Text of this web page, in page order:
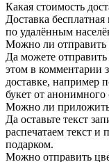
Какая стоимость
Доставка
по удалённым
Можно ли отправить
Да можете
этом в комментарии
доставке, например
букет от анонимного
Можно ли приложить
Да оставьте текст
распечатаем текст и
подарком.
Можно отправить